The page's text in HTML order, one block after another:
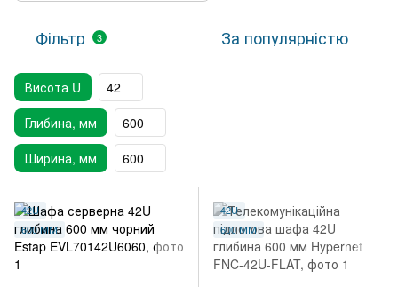
Фільтр 3 За популярністю
Висота U
42
Глибина, мм
600
Ширина, мм
600
42U
600 ММ
42U
600 ММ